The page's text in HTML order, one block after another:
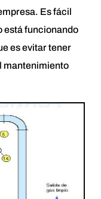
Es fácil
está funcionando
es evitar tener
mantenimiento